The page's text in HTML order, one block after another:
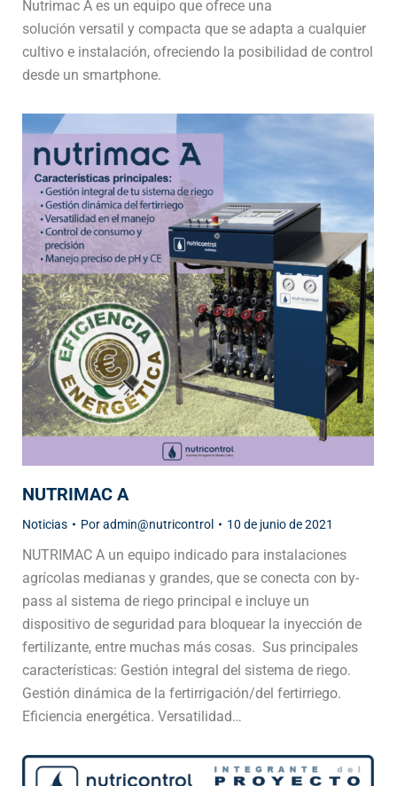
Nutrimac A es un equipo que ofrece una
solución versatil y compacta que se adapta a cualquier
cultivo e instalación, ofreciendo la posibilidad de control
desde un smartphone.
NUTRIMAC A
Noticias Poradmin@nutricontrol 10 de junio de 2021
NUTRIMAC A un equipo indicado para instalaciones
agrícolas medianas y grandes, que se conecta con by-
pass al sistema de riego principal e incluye un
dispositivo de seguridad para bloquear la inyección de
fertilizante, entre muchas más cosas. Sus principales
características: Gestión integral del sistema de riego.
Gestión dinámica de la fertirrigación/del fertirriego.
Eficiencia energética. Versatilidad…